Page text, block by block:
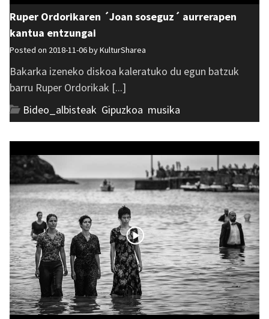
Ruper Ordorikaren ´Joan soseguz´ aurrerapen
kantua entzungai
Posted on 2018-11-06 byKulturSharea
Bakarka izeneko diskoa kaleratuko du egun batzuk
barru Ruper Ordorikak [...]
Bideo_albisteak Gipuzkoa musika